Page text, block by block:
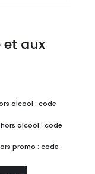
et aux
alcool : code
alcool : code
promo : code